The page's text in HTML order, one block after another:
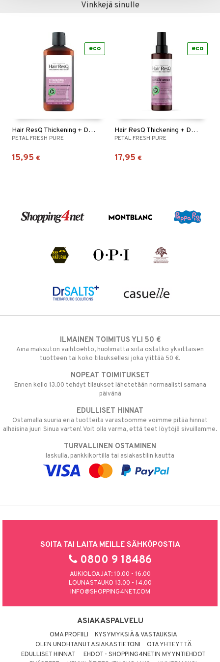
Vinkkejä sinulle
Hair ResQ Thickening + Damage Repair Condition
PETAL FRESH PURE
15,95 €
eco
Hair ResQ Thickening + Damage Repair Spray
PETAL FRESH PURE
17,95 €
eco
ILMAINEN TOIMITUS YLI 50 €
Aina maksuton vaihtoehto, huolimatta siitä ostatko yksittäisen
tuotteen tai koko tilauksellesi joka ylittää 50 €.
NOPEAT TOIMITUKSET
Ennen kello 13.00 tehdyt tilaukset lähetetään normaalisti samana
päivänä
EDULLISET HINNAT
Ostamalla suuria eriä tuotteita varastoomme voimme pitää hinnat
alhaisina juuri Sinua varten! Voit olla varma, että teet löytöjä sivuillamme.
TURVALLINEN OSTAMINEN
laskulla, pankkikortilla tai asiakastilin kautta
SOITA TAI LAITA MEILLE SÄHKÖPOSTIA
0800 9 18486
AUKIOLOAJAT: 10.00 - 16.00
LOUNASTAUKO 13.00 - 14.00
INFO@SHOPPING4NET.COM
ASIAKASPALVELU
OMA PROFIILI
KYSYMYKSIÄ & VASTAUKSIA
OLEN UNOHTANUT ASIAKASTIETONI
OTA YHTEYTTÄ
EDULLISET HINNAT
EHDOT - SHOPPING4NETIN MYYNTIEHDOT